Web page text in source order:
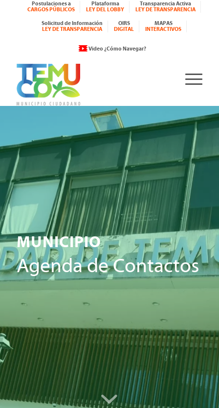
Postulaciones a
CARGOS PÚBLICOS
Plataforma
LEY DEL LOBBY
Transparencia Activa
LEY DE TRANSPARENCIA
Solicitud de Información
LEY DE TRANSPARENCIA
OIRS
DIGITAL
MAPAS
INTERACTIVOS
Video ¿Cómo Navegar?
MUNICIPIO
Agenda de Contactos